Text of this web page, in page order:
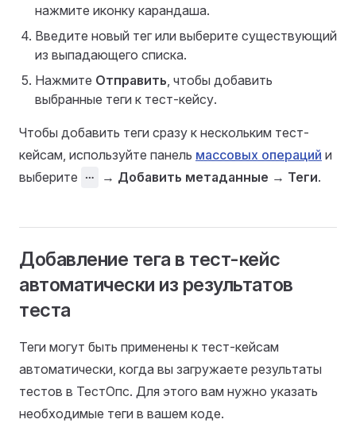
нажмите иконку карандаша.
Введите новый тег или выберите существующий
из выпадающего списка.
Нажмите Отправить, чтобы добавить
выбранные теги к тест-кейсу.
Чтобы добавить теги сразу к нескольким тест-
кейсам, используйте панель массовых операций и
выберите ⋯ → Добавить метаданные → Теги.
Добавление тега в тест-кейс
автоматически из результатов
теста
Теги могут быть применены к тест-кейсам
автоматически, когда вы загружаете результаты
тестов в ТестОпс. Для этого вам нужно указать
необходимые теги в вашем коде.